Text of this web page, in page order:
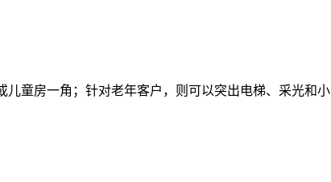
童房一角；针对老年客户，则可以突出电梯、采光和小